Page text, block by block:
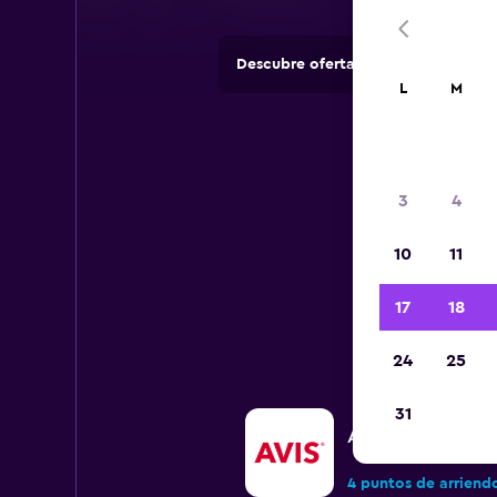
Descubre ofertas de agencias de
Avis
4 puntos de
L M
3 4
10 11
17 18
24 25
31